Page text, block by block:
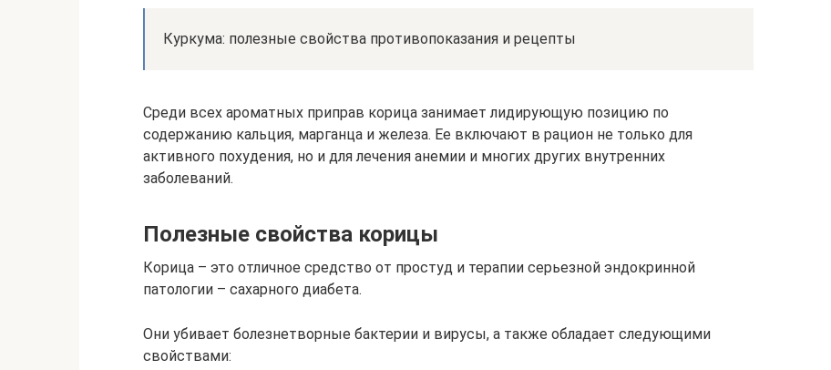
Куркума: полезные свойства противопоказания и рецепты
Среди всех ароматных приправ корица занимает лидирующую позицию по
содержанию кальция, марганца и железа. Ее включают в рацион не только для
активного похудения, но и для лечения анемии и многих других внутренних
заболеваний.
Полезные свойства корицы
Корица – это отличное средство от простуд и терапии серьезной эндокринной
патологии – сахарного диабета.
Они убивает болезнетворные бактерии и вирусы, а также обладает следующими
свойствами: